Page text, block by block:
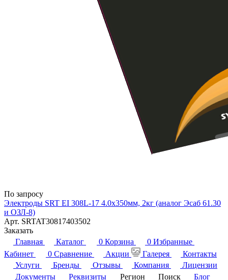
По запросу
Электроды SRT EI 308L-17 4.0х350мм, 2кг (аналог Эсаб 61.30
и ОЗЛ-8)
Арт. SRTAT30817403502
Заказать
Главная
Каталог 0 Корзина 0 Избранные
Кабинет
0 Сравнение Акции Галерея
Контакты
Услуги
Бренды Отзывы Компания
Лицензии
Документы
Реквизиты Регион Поиск Блог